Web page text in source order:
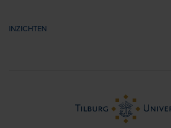
Retail- & Shopperonderzoek
INZICHTEN